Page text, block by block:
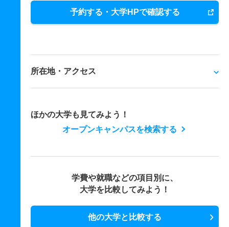
予約する・大学HPで確認する
所在地・アクセス
ほかの大学も見てみよう！
オープンキャンパスを検索する
学費や就職などの項目別に、
大学を比較してみよう！
他の大学と比較する